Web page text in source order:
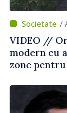
VIDEO //
modern cu
zone